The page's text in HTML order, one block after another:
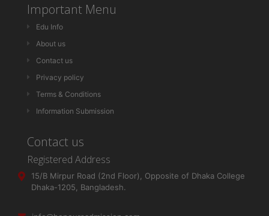
Important Menu
Edu Info
About us
Contact us
Privacy policy
Terms & Conditions
Information Submission
Contact us
Registered Address
15/B Mirpur Road (2nd Floor), Opposite of Dhaka College
Dhaka-1205, Bangladesh.